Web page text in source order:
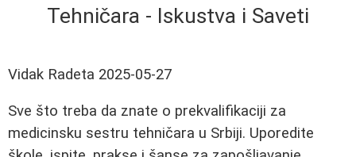
Tehničara - Iskustva i Saveti
Vidak Radeta 2025-05-27
Sve što treba da znate o prekvalifikaciji za
medicinsku sestru tehničara u Srbiji. Uporedite